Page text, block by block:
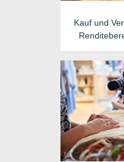
Kauf und